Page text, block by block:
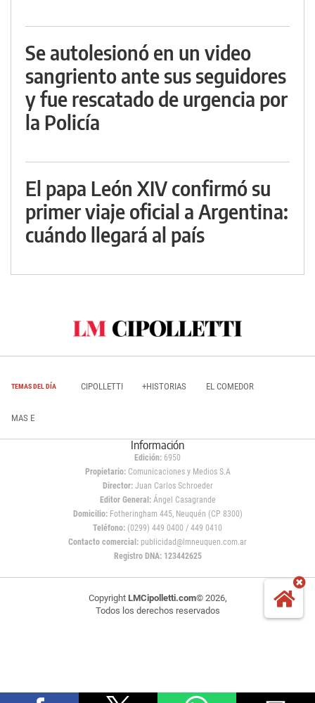
Se autolesionó en un video
sangriento ante sus seguidores
y fue rescatado de urgencia por
la Policía
El papa León XIV confirmó su
primer viaje oficial a Argentina:
cuándo llegará al país
TEMAS DEL DÍA CIPOLLETTI +HISTORIAS EL COMEDOR
MAS E
Información
Edición: 6950
Propietario:Comunicaciones y Medios S.A
Director: Juan Carlos Schroeder
Editor General:Ángel Casagrande
Domicilio:Fotheringham 445, Neuquén (CP 8300)
Teléfono: (0299) 449 0400 / 449 0410
Contacto comercial: publicidad@lmneuquen.com.ar
Registro DNA: 123442625
Copyright LMCipolletti.com© 2026,
Todos los derechos reservados